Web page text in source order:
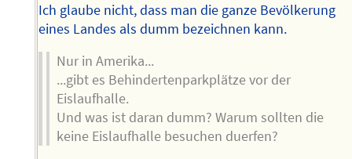
Ich glaube nicht, dass man die ganze Bevölkerung
eines Landes als dumm bezeichnen kann.
Nur in Amerika...
...gibt es Behindertenparkplätze vor der
Eislaufhalle.
Und was ist daran dumm? Warum sollten die
keine Eislaufhalle besuchen duerfen?